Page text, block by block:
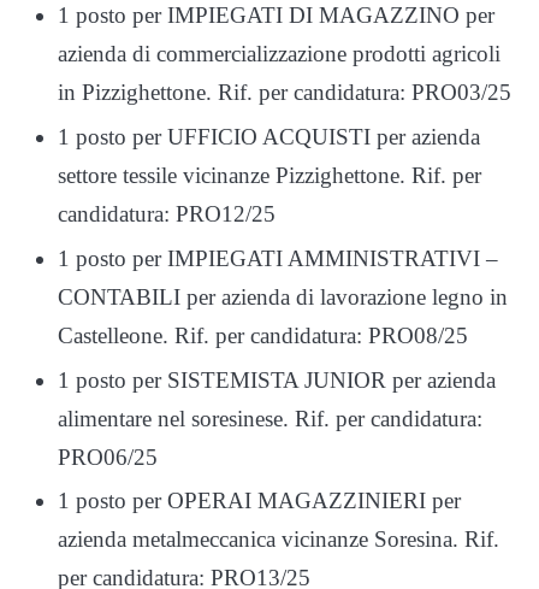
1 posto per IMPIEGATI DI MAGAZZINO per
azienda di commercializzazione prodotti agricoli
in Pizzighettone. Rif. per candidatura: PRO03/25
1 posto per UFFICIO ACQUISTI per azienda
settore tessile vicinanze Pizzighettone. Rif. per
candidatura: PRO12/25
1 posto per IMPIEGATI AMMINISTRATIVI –
CONTABILI per azienda di lavorazione legno in
Castelleone. Rif. per candidatura: PRO08/25
1 posto per SISTEMISTA JUNIOR per azienda
alimentare nel soresinese. Rif. per candidatura:
PRO06/25
1 posto per OPERAI MAGAZZINIERI per
azienda metalmeccanica vicinanze Soresina. Rif.
per candidatura: PRO13/25